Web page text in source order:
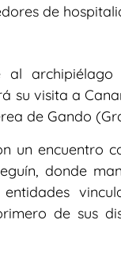
de
archipiélago
su visita a
de Gando
un encuentro
donde
de sus